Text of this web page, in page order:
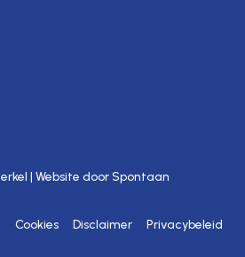
| Website doorSpontaan
Cookies Disclaimer Privacybeleid